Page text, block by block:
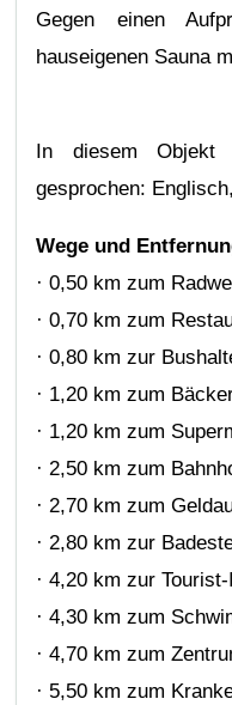
Gegen einen
hauseigenen Sauna
In diesem Objekt
gesprochen:
Wege und
· 0,50 km zum
· 0,70 km zum
· 0,80 km zur
· 1,20 km zum
· 1,20 km zum
· 2,50 km zum
· 2,70 km zum
· 2,80 km zur
· 4,20 km zur
· 4,30 km zum
· 4,70 km zum
· 5,50 km zum